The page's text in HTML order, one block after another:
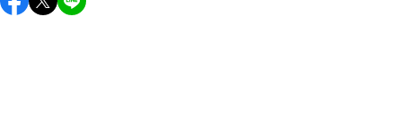
し上がりください。